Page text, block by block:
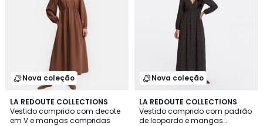
Nova coleção
LA REDOUTE COLLECTIONS
Vestido comprido com decote
em V e mangas compridas
2
Cores
Nova coleção
LA REDOUTE COLLECTIONS
Vestido comprido com padrão
de leopardo e mangas